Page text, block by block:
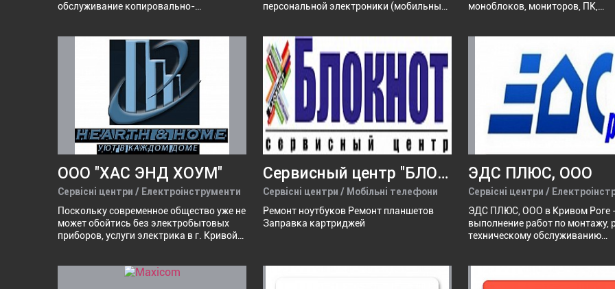
обслуживание копировально-
картриджей. Продажа оргтехники и
расходных материалов.
персональной электроники (мобильные
бытовой техники. оригинальные
запчасти, гарантия, выезд мастера на
дом.
моноблоков, мониторов, ПК,
ООО "ХАС ЭНД ХОУМ"
Сервісні центри / Електроінструменти
Поскольку современное общество уже не
может обойтись без электробытовых
приборов, услуги электрика в г. Кривой
сложнейшим промышленным
Сервисный центр "БЛОКНОТ"
Сервісні центри / Мобільні телефони
Ремонт ноутбуков Ремонт планшетов
Заправка картриджей
ЭДС ПЛЮС, ООО
Сервісні центри /
ЭДС ПЛЮС, ООО в Кривом Роге
выполнение работ по монтажу,
техническому обслуживанию
электроаппаратуры,